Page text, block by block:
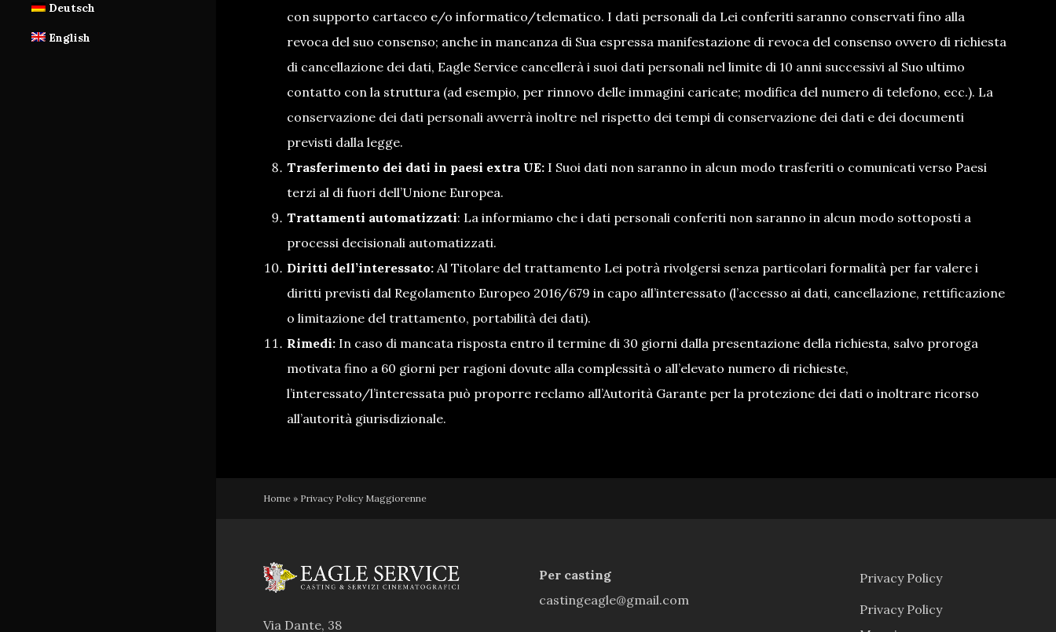
Deutsch
English
con supporto cartaceo e/o informatico/telematico. I dati personali da Lei conferiti saranno conservati fino alla
revoca del suo consenso; anche in mancanza di Sua espressa manifestazione di revoca del consenso ovvero di richiesta
di cancellazione dei dati, Eagle Service cancellerà i suoi dati personali nel limite di 10 anni successivi al Suo ultimo
contatto con la struttura (ad esempio, per rinnovo delle immagini caricate; modifica del numero di telefono, ecc.). La
conservazione dei dati personali avverrà inoltre nel rispetto dei tempi di conservazione dei dati e dei documenti
previsti dalla legge.
Trasferimento dei dati in paesi extra UE: I Suoi dati non saranno in alcun modo trasferiti o comunicati verso Paesi
terzi al di fuori dell’Unione Europea.
Trattamenti automatizzati: La informiamo che i dati personali conferiti non saranno in alcun modo sottoposti a
processi decisionali automatizzati.
Diritti dell’interessato: Al Titolare del trattamento Lei potrà rivolgersi senza particolari formalità per far valere i
diritti previsti dal Regolamento Europeo 2016/679 in capo all’interessato (l’accesso ai dati, cancellazione, rettificazione
o limitazione del trattamento, portabilità dei dati).
Rimedi: In caso di mancata risposta entro il termine di 30 giorni dalla presentazione della richiesta, salvo proroga
motivata fino a 60 giorni per ragioni dovute alla complessità o all’elevato numero di richieste,
l’interessato/l’interessata può proporre reclamo all’Autorità Garante per la protezione dei dati o inoltrare ricorso
all’autorità giurisdizionale.
Home » Privacy Policy Maggiorenne
Via Dante, 38
Per casting
castingeagle@gmail.com
Privacy Policy
Privacy Policy